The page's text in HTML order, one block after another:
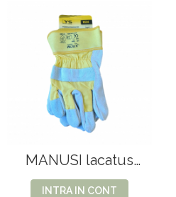
MANUSI lacatus
K604
INTRA IN CONT